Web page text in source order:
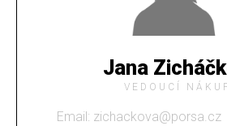
Jana
VEDOUCÍ
Email: zichackova@porsa.cz